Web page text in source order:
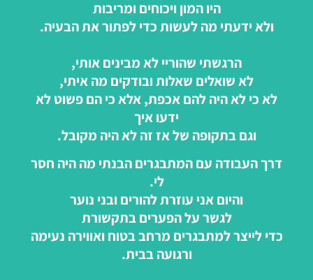
היו המון ויכוחים ומריבות
ולא ידעתי מה לעשות כדי לפתור את הבעיה.
הרגשתי שהוריי לא מבינים אותי,
לא שואלים שאלות ובודקים מה איתי,
לא כי לא היה להם אכפת, אלא כי הם פשוט לא
ידעו איך
וגם בתקופה של אז זה לא היה מקובל.
דרך העבודה עם המתבגרים הבנתי מה היה חסר
לי.
והיום אני עוזרת להורים ובני נוער
לגשר על הפערים בתקשורת
כדי לייצר למתבגרים מרחב בטוח ואווירה נעימה
ורגועה בבית.